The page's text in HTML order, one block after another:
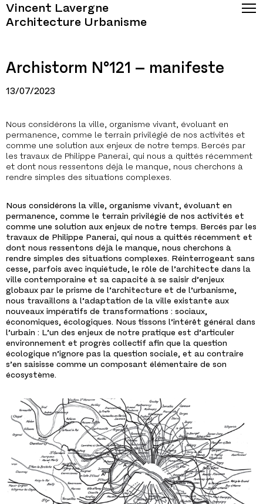
Vincent Lavergne
Architecture Urbanisme
Archistorm N°121 – manifeste
13/07/2023
Nous considérons la ville, organisme vivant, évoluant en
permanence, comme le terrain privilégié de nos activités et
comme une solution aux enjeux de notre temps. Bercés par
les travaux de Philippe Panerai, qui nous a quittés récemment
et dont nous ressentons déjà le manque, nous cherchons à
rendre simples des situations complexes.
Nous considérons la ville, organisme vivant, évoluant en
permanence, comme le terrain privilégié de nos activités et
comme une solution aux enjeux de notre temps. Bercés par les
travaux de Philippe Panerai, qui nous a quittés récemment et
dont nous ressentons déjà le manque, nous cherchons à
rendre simples des situations complexes. Réinterrogeant sans
cesse, parfois avec inquiétude, le rôle de l’architecte dans la
ville contemporaine et sa capacité à se saisir d’enjeux
globaux par le prisme de l’architecture et de l’urbanisme,
nous travaillons à l’adaptation de la ville existante aux
nouveaux impératifs de transformations : sociaux,
économiques, écologiques. Nous tissons l’intérêt général dans
l’urbain : L’un des enjeux de notre pratique est d’articuler
environnement et progrès collectif afin que la question
écologique n’ignore pas la question sociale, et au contraire
s’en saisisse comme un composant élémentaire de son
écosystème.